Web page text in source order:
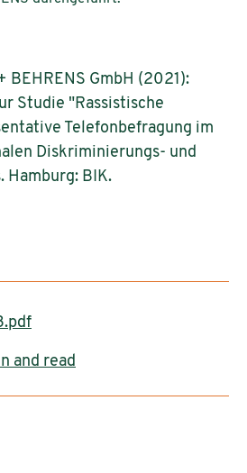
BEHRENS GmbH (2021):
Studie "Rassistische
Telefonbefragung im
Diskriminierungs- und
Hamburg: BIK.
and read